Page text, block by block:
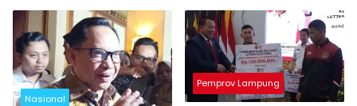
Nasional
Pemprov Lampung